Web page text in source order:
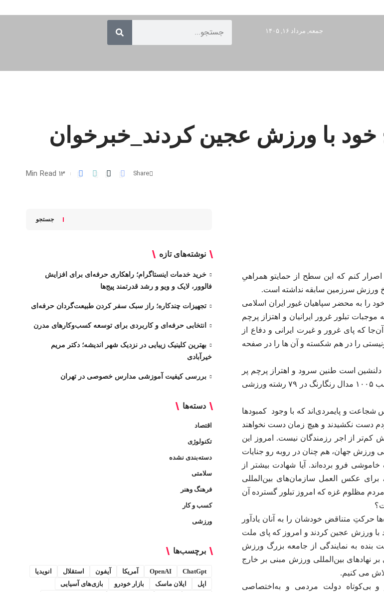
جمعه, مرداد ۱۶, ۱۴۰۵
با ورزش عجین کردند_خبرخوان
Share
13 Min Read
کنم که این سطح از حمایتو همراهیِ
ورزش سرزمین سابقه نداشته است.
را به محضر سپاهیان غیور ایران اسلامی
تبلور غرور ایرانیان و اهتزاز پرچم
که پای غرور و غیرت ایرانی و دفاع از
را در هم شکسته و آن ها را در صفحه
است طنین سرود و اهتراز پرچم پر
افتخار کشورمان در قله‌های بلند ورزش جهان که در سال ۱۴۰۲ با کسب ۱۰۰۵ مدال رنگارنگ در ۷۹ رشته ورزشی
و پایمردی‌اند که با وجود کمبودها
دست نکشیدند و هیچ زمان دست نخواهند
کم‌تر از اجر رزمندگان نیست. امروز این
ورزش جهان، هم چنان در روبه رو جنایات
فرو برده‌اند. آیا شهادت بیشتر از
عکس العمل سازمان‌های بین‌المللی
مظلوم غزه که امروز تبلور گسترده آن
حرکتِ متناقض خودشان را به آنان یادآور
ورزش عجین کردند و امروز که پای ملت
بنده به نمایندگی از جامعه بزرگ ورزش
نهادهای بین‌المللی ورزش مبنی بر خارج
می کنیم.
و بی‌کوتاه دولت مردمی و به‌اختصاصی
جستجو
نوشته‌های تازه
خرید خدمات اینستاگرام؛ راهکاری حرفه‌ای برای افزایش
فالوور، لایک و ویو و رشد قدرتمند پیج‌ها
تجهیزات چندکاره؛ راز سبک سفر کردن طبیعت‌گردان حرفه‌ای
انتخابی حرفه‌ای و کاربردی برای توسعه کسب‌وکارهای مدرن
بهترین کلینیک زیبایی در نزدیک شهر اندیشه؛ دکتر مریم
خیرآبادی
بررسی کیفیت آموزشی مدارس خصوصی در تهران
دسته‌ها
اقتصاد
تکنولوژی
دسته‌بندی نشده
سلامتی
فرهنگ وهنر
کسب و کار
ورزشی
برچسب‌ها
ChatGpt
OpenAI آمریکا آیفون استقلال
انویدیا
اپل
ایلان ماسک بازار خودرو
بازی‌های آسیایی